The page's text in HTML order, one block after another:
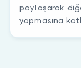
paylaşarak
yapmasına